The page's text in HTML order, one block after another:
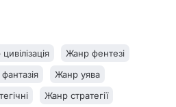
Жанр фентезі
Жанр уява
Жанр стратегії